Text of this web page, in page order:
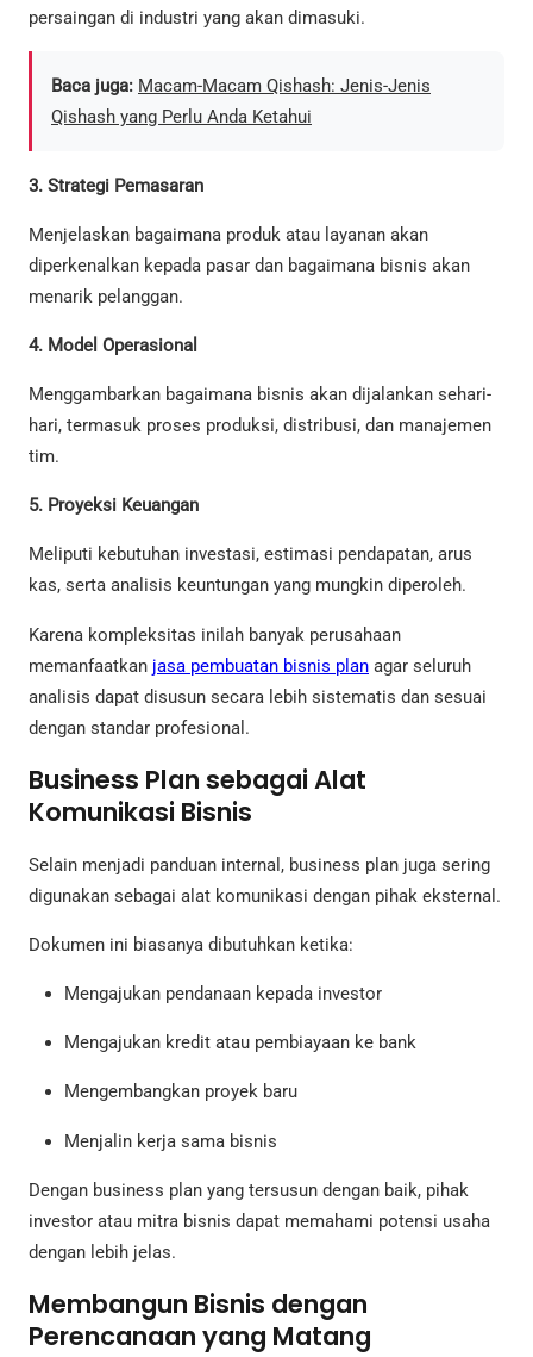
persaingan di industri yang akan dimasuki.
Baca juga: Macam-Macam Qishash: Jenis-Jenis
Qishash yang Perlu Anda Ketahui
3. Strategi Pemasaran
Menjelaskan bagaimana produk atau layanan akan
diperkenalkan kepada pasar dan bagaimana bisnis akan
menarik pelanggan.
4. Model Operasional
Menggambarkan bagaimana bisnis akan dijalankan sehari-
hari, termasuk proses produksi, distribusi, dan manajemen
tim.
5. Proyeksi Keuangan
Meliputi kebutuhan investasi, estimasi pendapatan, arus
kas, serta analisis keuntungan yang mungkin diperoleh.
Karena kompleksitas inilah banyak perusahaan
memanfaatkan jasa pembuatan bisnis plan agar seluruh
analisis dapat disusun secara lebih sistematis dan sesuai
dengan standar profesional.
Business Plan sebagai Alat
Komunikasi Bisnis
Selain menjadi panduan internal, business plan juga sering
digunakan sebagai alat komunikasi dengan pihak eksternal.
Dokumen ini biasanya dibutuhkan ketika:
Mengajukan pendanaan kepada investor
Mengajukan kredit atau pembiayaan ke bank
Mengembangkan proyek baru
Menjalin kerja sama bisnis
Dengan business plan yang tersusun dengan baik, pihak
investor atau mitra bisnis dapat memahami potensi usaha
dengan lebih jelas.
Membangun Bisnis dengan
Perencanaan yang Matang